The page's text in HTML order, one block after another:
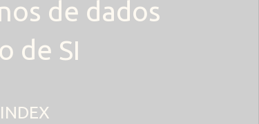
de dados
de SI